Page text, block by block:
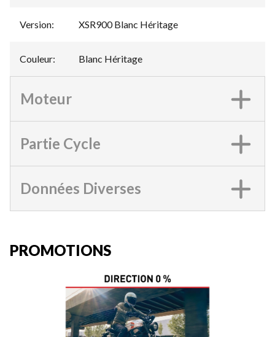
Version: XSR900 Blanc Héritage
Couleur: Blanc Héritage
Moteur
Partie Cycle
Données Diverses
PROMOTIONS